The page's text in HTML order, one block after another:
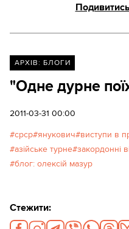
АРХІВ: БЛОГИ
"Одне дурне
2011-03-31 00:00
срср янукович виступи в
азійське турне закордонні
блог: олексій мазур
Стежити: